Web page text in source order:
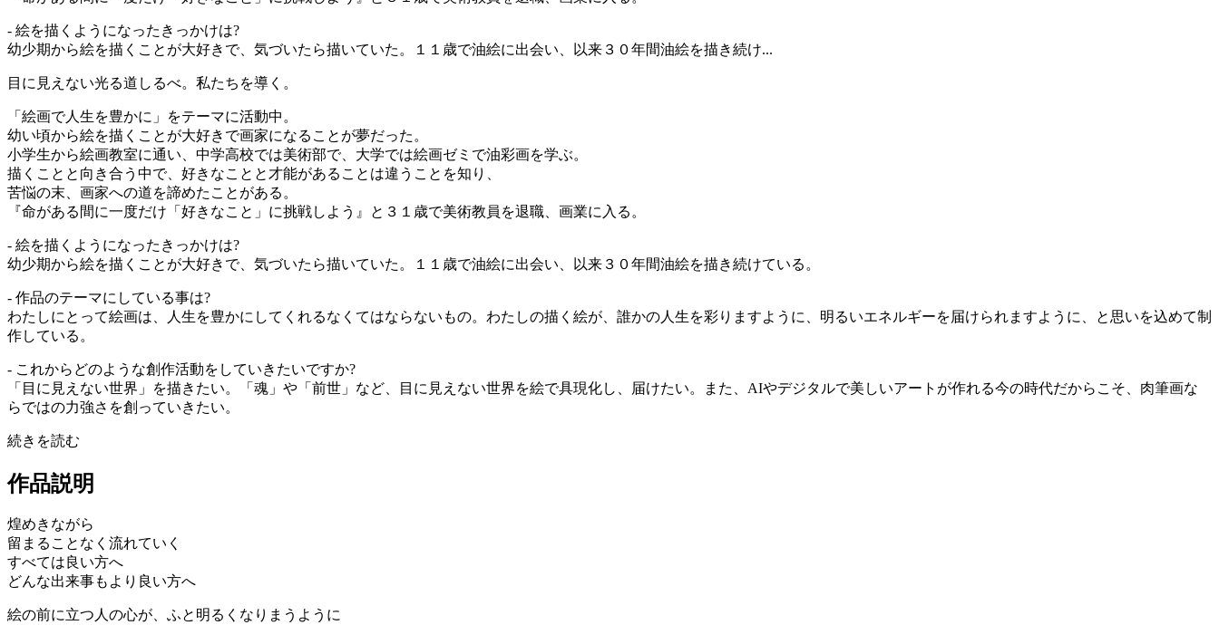
- 絵を描くようになったきっかけは?
幼少期から絵を描くことが大好きで、気づいたら描いていた。１１歳で油絵に出会い、以来３０年間油絵を描き続け...
目に見えない光る道しるべ。私たちを導く。
「絵画で人生を豊かに」をテーマに活動中。
幼い頃から絵を描くことが大好きで画家になることが夢だった。
小学生から絵画教室に通い、中学高校では美術部で、大学では絵画ゼミで油彩画を学ぶ。
描くことと向き合う中で、好きなことと才能があることは違うことを知り、
苦悩の末、画家への道を諦めたことがある。
『命がある間に一度だけ「好きなこと」に挑戦しよう』と３１歳で美術教員を退職、画業に入る。
- 絵を描くようになったきっかけは?
幼少期から絵を描くことが大好きで、気づいたら描いていた。１１歳で油絵に出会い、以来３０年間油絵を描き続けている。
- 作品のテーマにしている事は?
わたしにとって絵画は、人生を豊かにしてくれるなくてはならないもの。わたしの描く絵が、誰かの人生を彩りますように、明るいエネルギーを届けられますように、と思いを込めて制
作している。
- これからどのような創作活動をしていきたいですか?
「目に見えない世界」を描きたい。「魂」や「前世」など、目に見えない世界を絵で具現化し、届けたい。また、AIやデジタルで美しいアートが作れる今の時代だからこそ、肉筆画な
らではの力強さを創っていきたい。
続きを読む
作品説明
煌めきながら
留まることなく流れていく
すべては良い方へ
どんな出来事もより良い方へ
絵の前に立つ人の心が、ふと明るくなりまうように